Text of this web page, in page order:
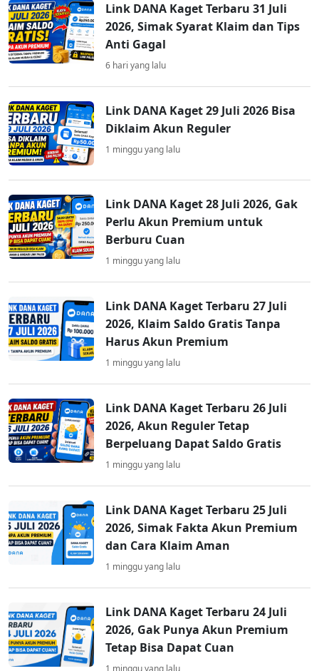
Link DANA Kaget Terbaru 31 Juli
2026, Simak Syarat Klaim dan Tips
Anti Gagal
6 hari yang lalu
Link DANA Kaget 29 Juli 2026 Bisa
Diklaim Akun Reguler
1 minggu yang lalu
Link DANA Kaget 28 Juli 2026, Gak
Perlu Akun Premium untuk
Berburu Cuan
1 minggu yang lalu
Link DANA Kaget Terbaru 27 Juli
2026, Klaim Saldo Gratis Tanpa
Harus Akun Premium
1 minggu yang lalu
Link DANA Kaget Terbaru 26 Juli
2026, Akun Reguler Tetap
Berpeluang Dapat Saldo Gratis
1 minggu yang lalu
Link DANA Kaget Terbaru 25 Juli
2026, Simak Fakta Akun Premium
dan Cara Klaim Aman
1 minggu yang lalu
Link DANA Kaget Terbaru 24 Juli
2026, Gak Punya Akun Premium
Tetap Bisa Dapat Cuan